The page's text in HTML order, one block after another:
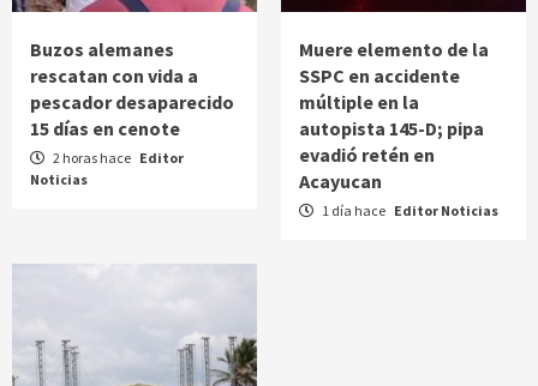
Buzos alemanes
rescatan con vida a
pescador desaparecido
15 días en cenote
2 horas hace Editor
Noticias
Muere elemento de la
SSPC en accidente
múltiple en la
autopista 145-D; pipa
evadió retén en
Acayucan
1 día hace Editor Noticias